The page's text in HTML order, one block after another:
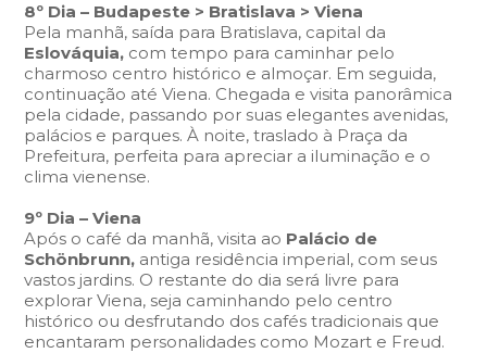
8º Dia – Budapeste > Bratislava > Viena
Pela manhã, saída para Bratislava, capital da
Eslováquia, com tempo para caminhar pelo
charmoso centro histórico e almoçar. Em seguida,
continuação até Viena. Chegada e visita panorâmica
pela cidade, passando por suas elegantes avenidas,
palácios e parques. À noite, traslado à Praça da
Prefeitura, perfeita para apreciar a iluminação e o
clima vienense.
9º Dia – Viena
Após o café da manhã, visita ao Palácio de
Schönbrunn, antiga residência imperial, com seus
vastos jardins. O restante do dia será livre para
explorar Viena, seja caminhando pelo centro
histórico ou desfrutando dos cafés tradicionais que
encantaram personalidades como Mozart e Freud.